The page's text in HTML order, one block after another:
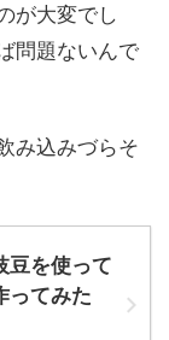
が大変でし
問題ないんで
み込みづらそ
豆を使って
ってみた